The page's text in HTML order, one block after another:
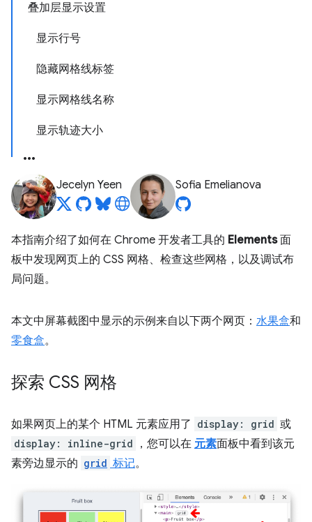
叠加层显示设置
显示行号
隐藏网格线标签
显示网格线名称
显示轨迹大小
Jecelyn Yeen Sofia Emelianova
本指南介绍了如何在 Chrome 开发者工具的 Elements面
板中发现网页上的 CSS 网格、检查这些网格，以及调试布
局问题。
本文中屏幕截图中显示的示例来自以下两个网页： 水果盒和
零食盒。
探索 CSS 网格
如果网页上的某个 HTML 元素应用了 display: grid 或
display: inline-grid ，您可以在 元素面板中看到该元
素旁边显示的 grid 标记。